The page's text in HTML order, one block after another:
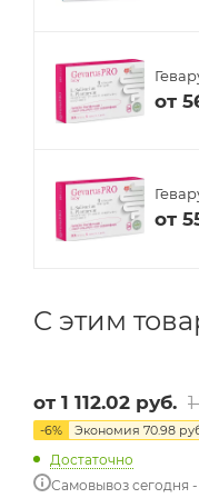
от
от
C этим
от 1 112.02 руб.
-6% Экономия 70.98
Достаточно
Самовывоз сегодня